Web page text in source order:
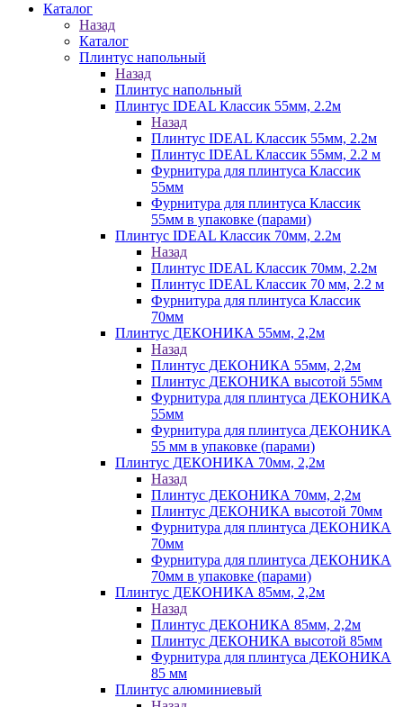
Каталог
Назад
Каталог
Плинтус напольный
Назад
Плинтус напольный
Плинтус IDEAL Классик 55мм, 2.2м
Назад
Плинтус IDEAL Классик 55мм, 2.2м
Плинтус IDEAL Классик 55мм, 2.2 м
Фурнитура для плинтуса Классик
55мм
Фурнитура для плинтуса Классик
55мм в упаковке (парами)
Плинтус IDEAL Классик 70мм, 2.2м
Назад
Плинтус IDEAL Классик 70мм, 2.2м
Плинтус IDEAL Классик 70 мм, 2.2 м
Фурнитура для плинтуса Классик
70мм
Плинтус ДЕКОНИКА 55мм, 2,2м
Назад
Плинтус ДЕКОНИКА 55мм, 2,2м
Плинтус ДЕКОНИКА высотой 55мм
Фурнитура для плинтуса ДЕКОНИКА
55мм
Фурнитура для плинтуса ДЕКОНИКА
55 мм в упаковке (парами)
Плинтус ДЕКОНИКА 70мм, 2,2м
Назад
Плинтус ДЕКОНИКА 70мм, 2,2м
Плинтус ДЕКОНИКА высотой 70мм
Фурнитура для плинтуса ДЕКОНИКА
70мм
Фурнитура для плинтуса ДЕКОНИКА
70мм в упаковке (парами)
Плинтус ДЕКОНИКА 85мм, 2,2м
Назад
Плинтус ДЕКОНИКА 85мм, 2,2м
Плинтус ДЕКОНИКА высотой 85мм
Фурнитура для плинтуса ДЕКОНИКА
85 мм
Плинтус алюминиевый